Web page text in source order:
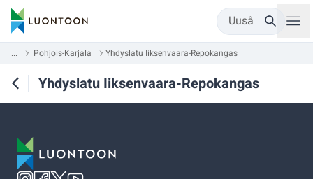
Uusâ
... Pohjois-Karjala Yhdyslatu Iiksenvaara-Repokangas
Yhdyslatu Iiksenvaara-Repokangas